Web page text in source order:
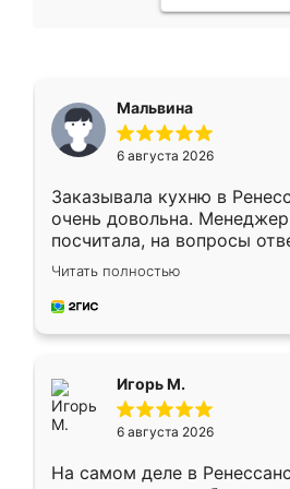
Мальвина
6 августа 2026
Заказывала кухню в
очень довольна.
посчитала, на вопросы
Замерщик приехал в
делу со всей
за день, ребята работали
Читать полностью
Игорь М.
6 августа 2026
На самом деле в